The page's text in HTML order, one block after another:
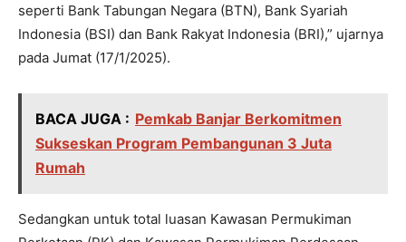
seperti Bank Tabungan Negara (BTN), Bank Syariah
Indonesia (BSI) dan Bank Rakyat Indonesia (BRI),” ujarnya
pada Jumat (17/1/2025).
BACA JUGA : Pemkab Banjar Berkomitmen
Sukseskan Program Pembangunan 3 Juta
Rumah
Sedangkan untuk total luasan Kawasan Permukiman